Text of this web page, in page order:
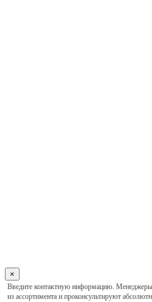
×
Оставьте
это
Введите контактную информацию.
из ассортимента и проконсультируют